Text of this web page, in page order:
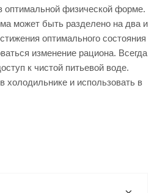
оптимальной физической форме.
может быть разделено на два и
оптимального состояния
изменение рациона. Всегда
к чистой питьевой воде.
холодильнике и использовать в